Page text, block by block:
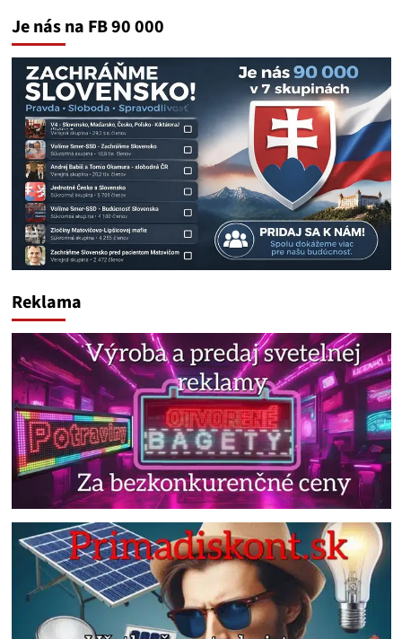
Je nás na FB 90 000
Reklama